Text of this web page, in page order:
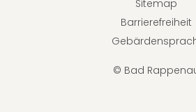
© Bad
Sitemap
Barrierefreiheit